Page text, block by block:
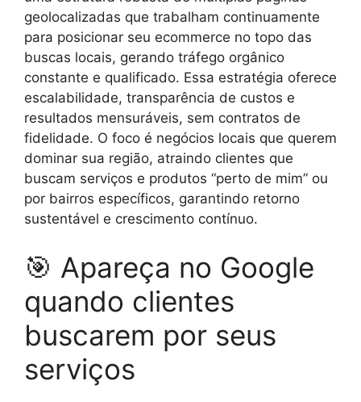
geolocalizadas que trabalham continuamente
para posicionar seu ecommerce no topo das
buscas locais, gerando tráfego orgânico
constante e qualificado. Essa estratégia oferece
escalabilidade, transparência de custos e
resultados mensuráveis, sem contratos de
fidelidade. O foco é negócios locais que querem
dominar sua região, atraindo clientes que
buscam serviços e produtos “perto de mim” ou
por bairros específicos, garantindo retorno
sustentável e crescimento contínuo.
🎯 Apareça no Google
quando clientes
buscarem por seus
serviços